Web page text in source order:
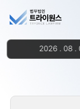
2026 . 08 .